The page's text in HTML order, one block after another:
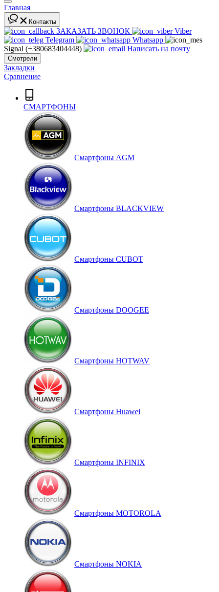
Главная
Контакты
ЗАКАЗАТЬ ЗВОНОК
Viber
Telegram
Whatsapp
Signal (+380683404448)
Написать на почту
Смотрели
Закладки
Сравнение
СМАРТФОНЫ
Смартфоны AGM
Смартфоны BLACKVIEW
Смартфоны CUBOT
Смартфоны DOOGEE
Смартфоны HOTWAV
Смартфоны Huawei
Смартфоны INFINIX
Смартфоны MOTOROLA
Смартфоны NOKIA